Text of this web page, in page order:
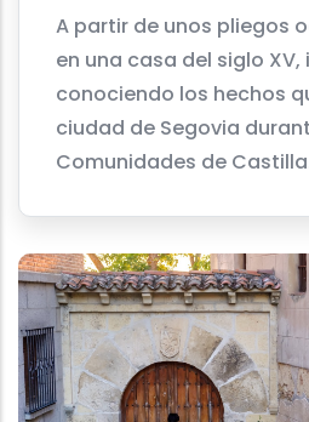
A partir de unos pliegos
en una casa del siglo XV,
conociendo los hechos
ciudad de Segovia
Comunidades de